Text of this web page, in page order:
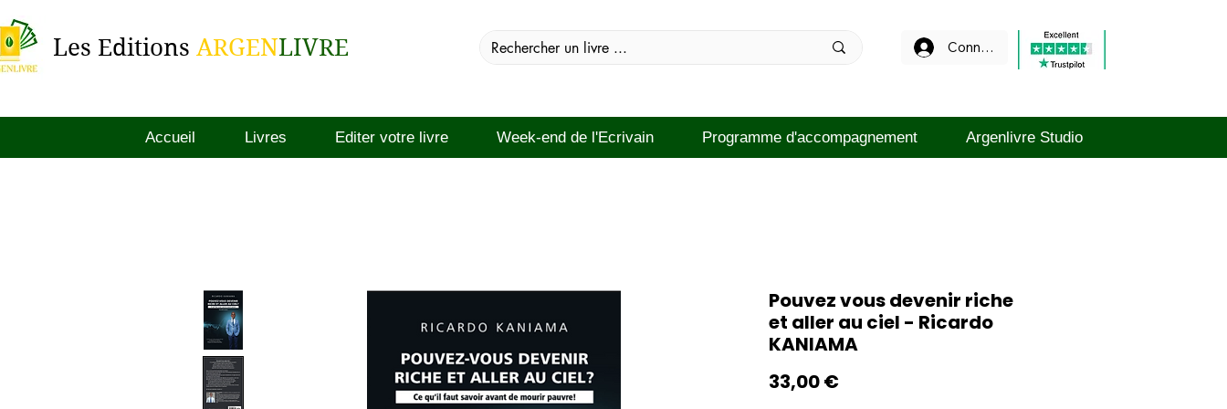
Les Editions ARGENLIVRE Connexion
Accueil Livres Editer votre livre Week-end de l'Ecrivain Programme d'accompagnement Argenlivre Studio
Pouvez vous devenir riche
et aller au ciel - Ricardo
KANIAMA
33,00 €Prix